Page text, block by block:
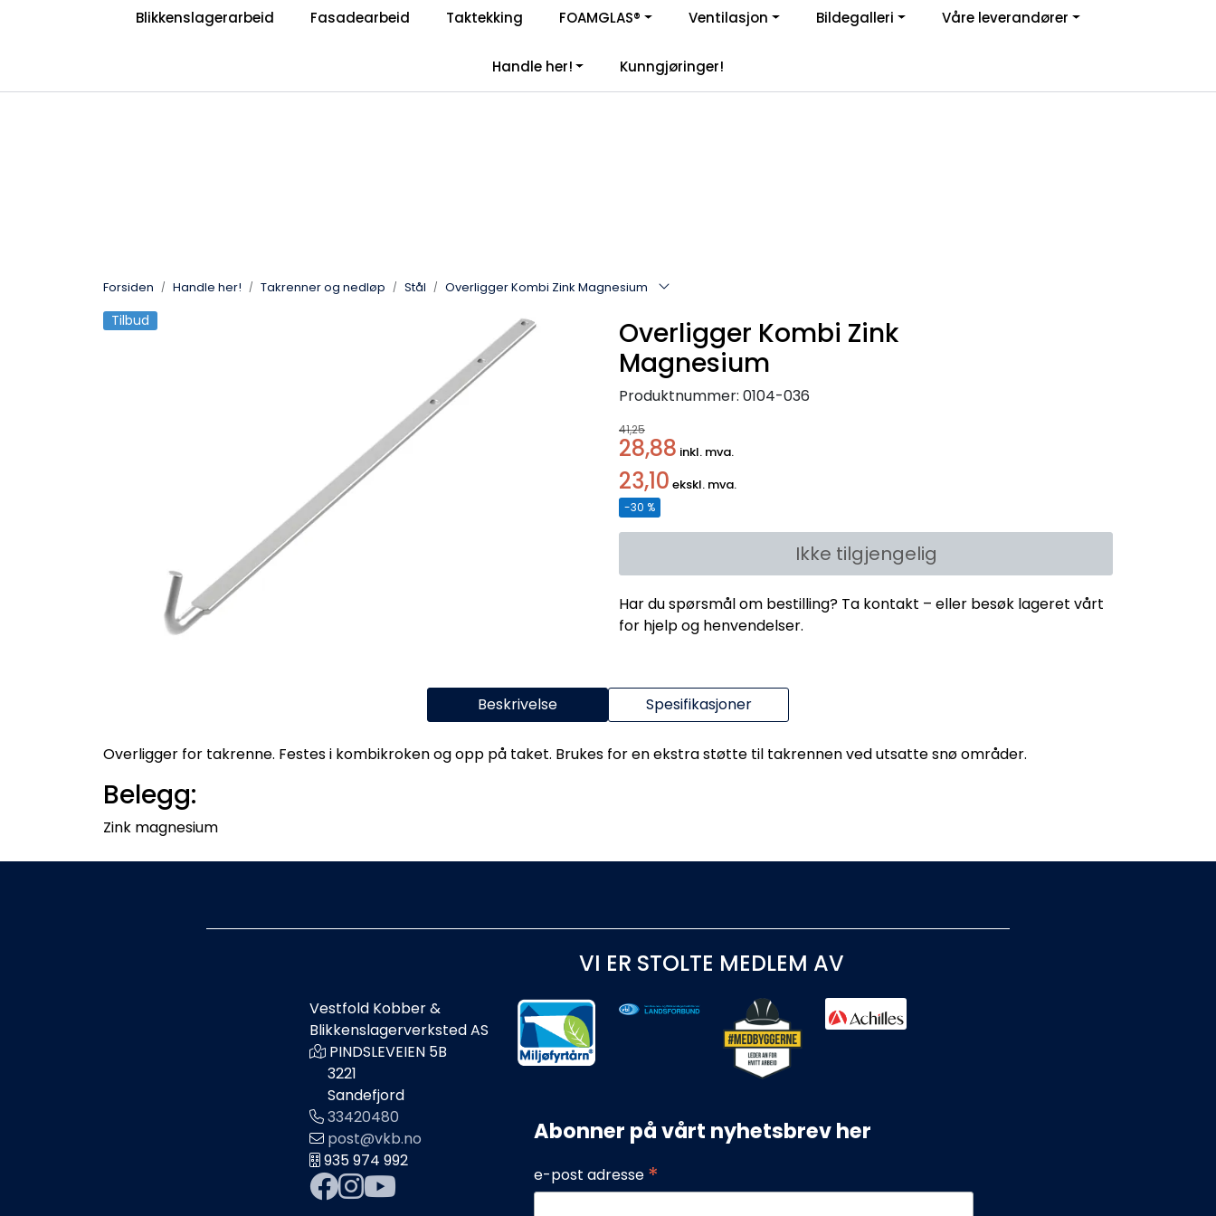
Skip to main content
Enkelt kjøp, hentes i butikk (Sandefjord)
Blikkenslagerarbeid Fasadearbeid Taktekking FOAMGLAS® Ventilasjon Bildegalleri Våre leverandører
Handle her! Kunngjøringer!
Forsiden Handle her! Takrenner og nedløp Stål Overligger Kombi Zink Magnesium
Tilbud
Overligger Kombi Zink
Magnesium
Produktnummer: 0104-036
41,25
28,88 inkl. mva.
23,10 ekskl. mva.
-30 %
Ikke tilgjengelig
Har du spørsmål om bestilling? Ta kontakt – eller besøk lageret vårt
for hjelp og henvendelser.
Beskrivelse Spesifikasjoner
Overligger for takrenne. Festes i kombikroken og opp på taket. Brukes for en ekstra støtte til takrennen ved utsatte snø områder.
Belegg:
Zink magnesium
VI ER STOLTE MEDLEM AV
Vestfold Kobber &
Blikkenslagerverksted AS
PINDSLEVEIEN 5B
3221
Sandefjord
33420480
post@vkb.no
935 974 992
Abonner på vårt nyhetsbrev her
e-post adresse *